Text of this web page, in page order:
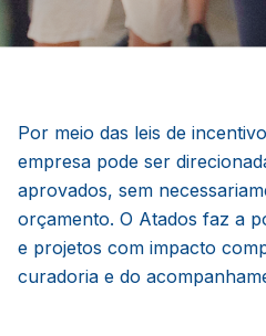
Por meio das leis de
empresa pode ser
aprovados, sem
orçamento. O Atados faz a
e projetos com impacto
curadoria e do